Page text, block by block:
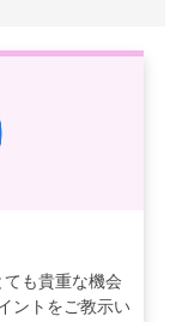
も貴重な機会
ントをご教示い